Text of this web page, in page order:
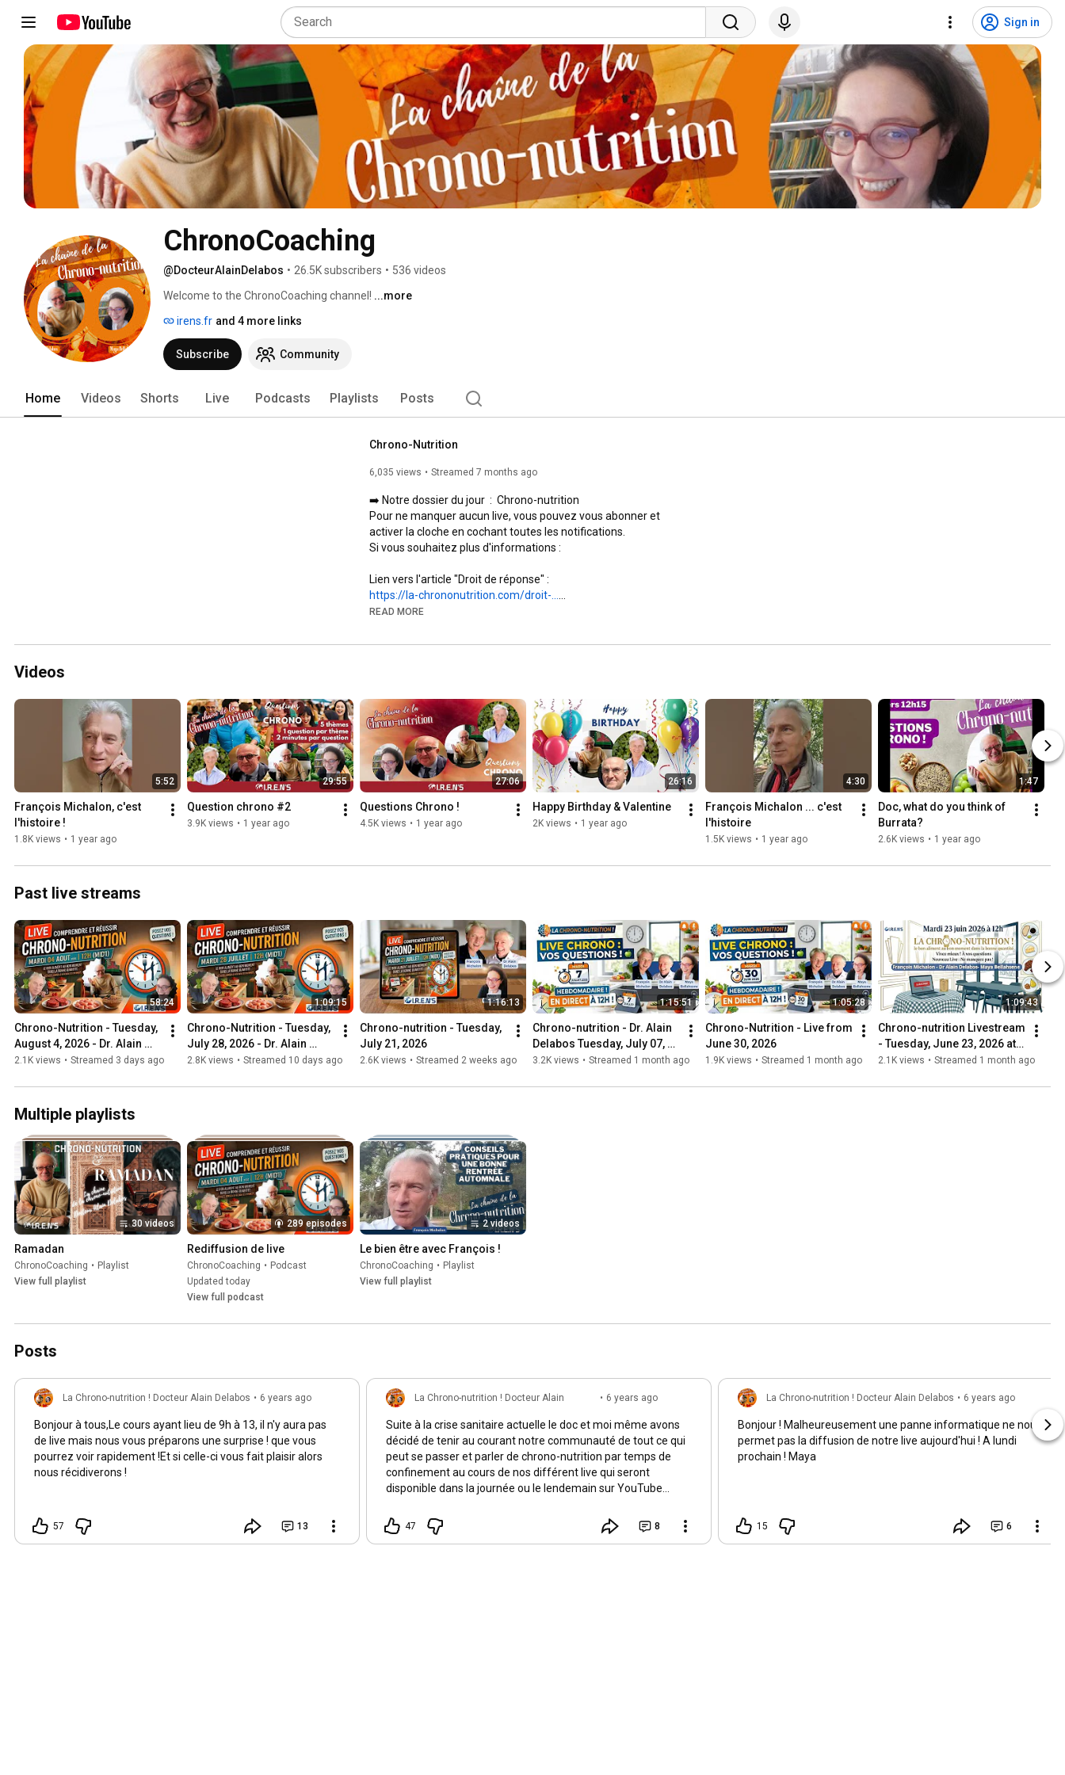
Sign in
ChronoCoaching
@DocteurAlainDelabos • 26.5K subscribers • 536 videos
Welcome to the ChronoCoaching channel! ...more
irens.fr and 4 more links
Subscribe Community
Home Videos Shorts Live Podcasts Playlists Posts
Chrono-Nutrition
6,035 views Streamed 7 months ago
➡️ Notre dossier du jour  :  Chrono-nutrition
Pour ne manquer aucun live, vous pouvez vous abonner et
activer la cloche en cochant toutes les notifications.
Si vous souhaitez plus d'informations :
https://la-chrononutrition.com/droit-...
➡️ Nous contacter par mail : contact@irens.fr
➡️ Pour nous faire un don :
https://www.helloasso.com/association...
➡️ Radio France maghreb 2 : https://www.francemaghreb2.fr/
➡️Pour Contacter François Michalon :  0611256408
https://www.motivationpremiere.com
➡️ Demandez votre guide de la rentrée ZEN sur
contact@motivationpremiere.com !
#alaindelabos#chrononutrition#mangersain#recettechrono
READ MORE
Videos
5:52
François Michalon, c'est
l'histoire !
1.8K views • 1 year ago
29:55
Question chrono #2
3.9K views • 1 year ago
27:06
Questions Chrono !
4.5K views • 1 year ago
26:16
Happy Birthday & Valentine
2K views • 1 year ago
4:30
François Michalon ... c'est
l'histoire
1.5K views • 1 year ago
1:47
Doc, what do you think of
Burrata?
2.6K views • 1 year ago
Past live streams
58:24
Chrono-Nutrition - Tuesday,
August 4, 2026 - Dr. Alain
Delabos, Maya Bellahsene
2.1K views • Streamed 3 days ago
1:09:15
Chrono-Nutrition - Tuesday,
July 28, 2026 - Dr. Alain
Delabos, François Michalon,
2.8K views • Streamed 10 days ago
1:16:13
Chrono-nutrition - Tuesday,
July 21, 2026
2.6K views • Streamed 2 weeks ago
1:15:51
Chrono-nutrition - Dr. Alain
Delabos Tuesday, July 07,
2026
3.2K views • Streamed 1 month ago
1:05:28
Chrono-Nutrition - Live from
June 30, 2026
1.9K views • Streamed 1 month ago
1:09:43
Chrono-nutrition Livestream
- Tuesday, June 23, 2026 at
12 PM!
2.1K views • Streamed 1 month ago
Multiple playlists
30 videos
Ramadan
ChronoCoaching • Playlist
View full playlist
289 episodes
Rediffusion de live
ChronoCoaching • Podcast
Updated today
View full podcast
2 videos
Le bien être avec François !
ChronoCoaching • Playlist
View full playlist
Posts
La Chrono-nutrition ! Docteur Alain Delabos • 6 years ago
Bonjour à tous,Le cours ayant lieu de 9h à 13, il n'y aura pas
de live mais nous vous préparons une surprise ! que vous
pourrez voir rapidement !Et si celle-ci vous fait plaisir alors
nous récidiverons !
57 13
La Chrono-nutrition ! Docteur Alain
• 6 years ago
Suite à la crise sanitaire actuelle le doc et moi même avons
décidé de tenir au courant notre communauté de tout ce qui
peut se passer et parler de chrono-nutrition par temps de
confinement au cours de nos différent live qui seront
disponible dans la journée ou le lendemain sur YouTube
de vous ! Nous serons en live dès aujourd'hui sur Facebook à
12h30/13H pour répondre à toutes vos questions! À toute à
47 8
La Chrono-nutrition ! Docteur Alain Delabos • 6 years ago
Bonjour ! Malheureusement une panne informatique ne nous
permet pas la diffusion de notre live aujourd'hui ! A lundi
prochain ! Maya
15 6